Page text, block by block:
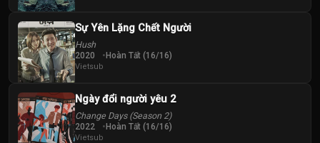
Sự Yên Lặng Chết Người
Hush
2020 Hoàn Tất (16/16)
Vietsub
Ngày đổi người yêu 2
Change Days (Season 2)
2022 Hoàn Tất (16/16)
Vietsub